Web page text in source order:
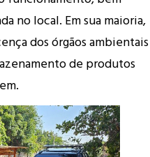
no local. Em sua maioria,
dos órgãos ambientais
de produtos